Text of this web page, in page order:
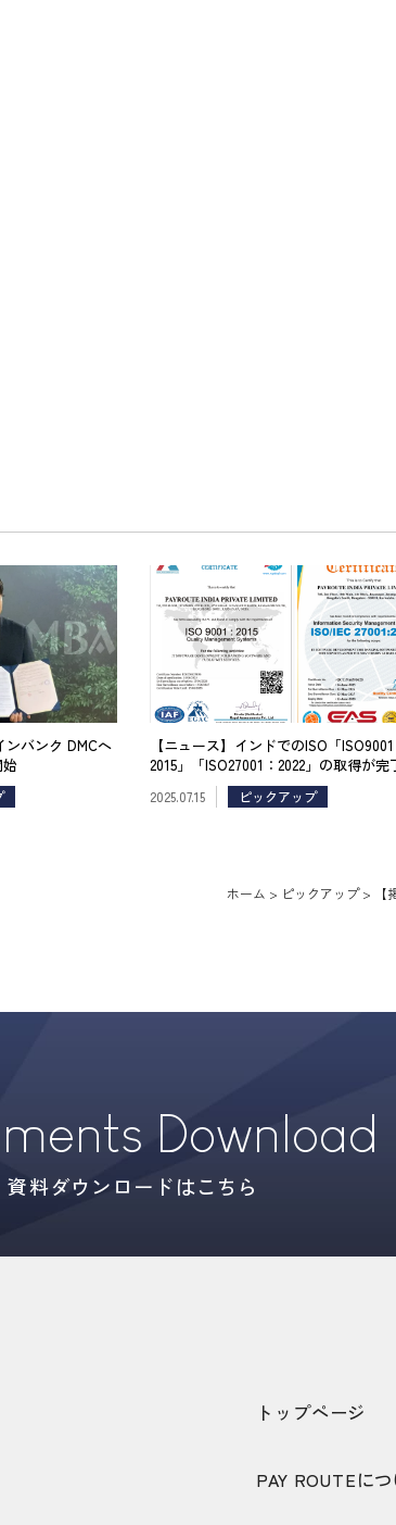
ンバンク DMCへ
【ニュース】インドでのISO「ISO9001
2015」「ISO27001：2022」の取得が完
2025.07.15 ピックアップ
ホーム > ピックアップ>
Download
資料ダウンロードはこちら
トップページ
PAY ROUTEに